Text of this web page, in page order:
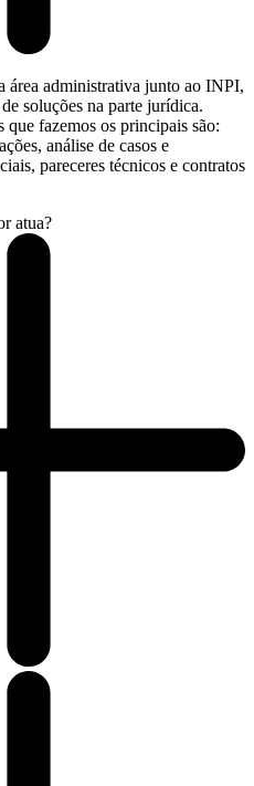
área administrativa junto ao INPI,
soluções na parte jurídica.
fazemos os principais são:
análise de casos e
pareceres técnicos e contratos
atua?